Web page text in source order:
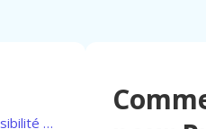
Comment booster ta Visibilité sur Meta pour Professionel de la beauté à Waterloo